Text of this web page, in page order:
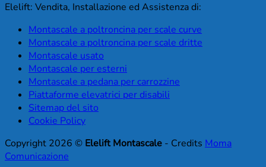
Elelift: Vendita, Installazione ed Assistenza di:
Montascale a poltroncina per scale curve
Montascale a poltroncina per scale dritte
Montascale usato
Montascale per esterni
Montascale a pedana per carrozzine
Piattaforme elevatrici per disabili
Sitemap del sito
Cookie Policy
Copyright 2026 © Elelift Montascale - Credits Moma
Comunicazione